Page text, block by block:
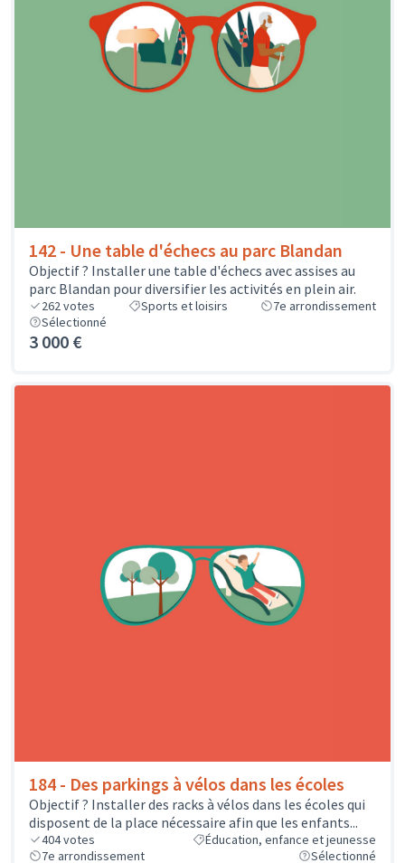
142 - Une table d'échecs au parc Blandan
Objectif ? Installer une table d'échecs avec assises au
parc Blandan pour diversifier les activités en plein air.
262votes Sports et loisirs
7e arrondissement
Sélectionné
3 000 €
184 - Des parkings à vélos dans les écoles
Objectif ? Installer des racks à vélos dans les écoles qui
disposent de la place nécessaire afin que les enfants...
404votes
Éducation, enfance et jeunesse
7e arrondissement
Sélectionné